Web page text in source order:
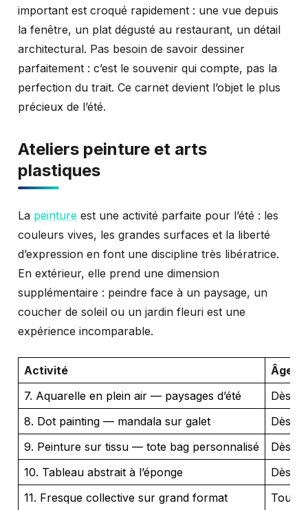
important est croqué rapidement : une vue depuis
la fenêtre, un plat dégusté au restaurant, un détail
architectural. Pas besoin de savoir dessiner
parfaitement : c’est le souvenir qui compte, pas la
perfection du trait. Ce carnet devient l’objet le plus
précieux de l’été.
Ateliers peinture et arts
plastiques
La peinture est une activité parfaite pour l’été : les
couleurs vives, les grandes surfaces et la liberté
d’expression en font une discipline très libératrice.
En extérieur, elle prend une dimension
supplémentaire : peindre face à un paysage, un
coucher de soleil ou un jardin fleuri est une
expérience incomparable.
Activité
Âge
7. Aquarelle en plein air — paysages d’été
Dès 8
8. Dot painting — mandala sur galet
Dès 6
9. Peinture sur tissu — tote bag personnalisé
Dès 7
10. Tableau abstrait à l’éponge
Dès 4
11. Fresque collective sur grand format
Tous